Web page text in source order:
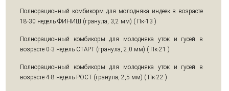
Полнорационный комбикорм для молодняка индеек в возрасте
18-30 недель ФИНИШ (гранула, 3,2 мм) ( Пк-13 )
Полнорационный комбикорм для молодняка уток и гусей в
возрасте 0-3 недель СТАРТ (гранула, 2,0 мм) ( Пк-21 )
Полнорационный комбикорм для молодняка уток и гусей в
возрасте 4-8 недель РОСТ (гранула, 2,5 мм) ( Пк-22 )